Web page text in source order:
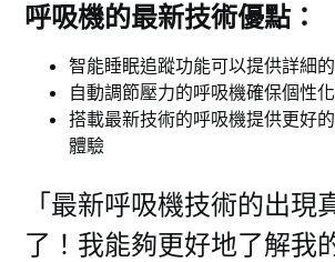
呼吸機的最新技術優點：
智能睡眠追蹤功能可以提供詳細
自動調節壓力的呼吸機確保個性
搭載最新技術的呼吸機提供更好
體驗
「最新呼吸機技術的出現
了！我能夠更好地了解我